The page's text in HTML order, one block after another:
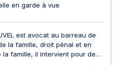
en garde à vue
est avocat au barreau de
la famille, droit pénal et en
famille, il intervient pour des